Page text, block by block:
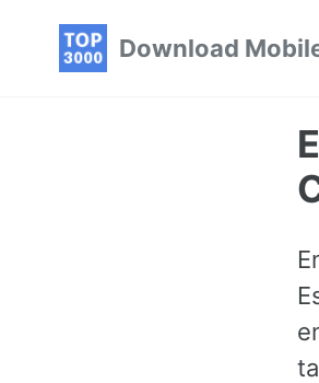
Download